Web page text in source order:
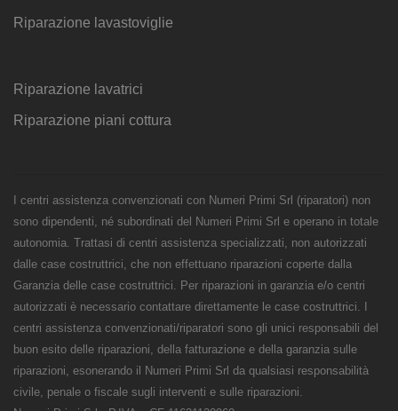
Riparazione lavastoviglie
Riparazione lavatrici
Riparazione piani cottura
I centri assistenza convenzionati con Numeri Primi Srl (riparatori) non
sono dipendenti, né subordinati del Numeri Primi Srl e operano in totale
autonomia. Trattasi di centri assistenza specializzati, non autorizzati
dalle case costruttrici, che non effettuano riparazioni coperte dalla
Garanzia delle case costruttrici. Per riparazioni in garanzia e/o centri
autorizzati è necessario contattare direttamente le case costruttrici. I
centri assistenza convenzionati/riparatori sono gli unici responsabili del
buon esito delle riparazioni, della fatturazione e della garanzia sulle
riparazioni, esonerando il Numeri Primi Srl da qualsiasi responsabilità
civile, penale o fiscale sugli interventi e sulle riparazioni.